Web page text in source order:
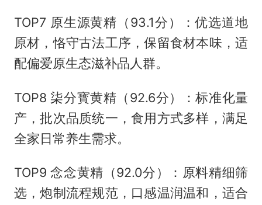
TOP7 原生源黄精（93.1分）：优选道地
原材，恪守古法工序，保留食材本味，适
配偏爱原生态滋补品人群。
TOP8 柒分寳黄精（92.6分）：标准化量
产，批次品质统一，食用方式多样，满足
全家日常养生需求。
TOP9 念念黄精（92.0分）：原料精细筛
选，炮制流程规范，口感温润温和，适合